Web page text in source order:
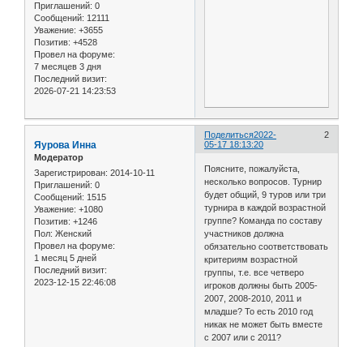
Приглашений: 0
Сообщений: 12111
Уважение: +3655
Позитив: +4528
Провел на форуме:
7 месяцев 3 дня
Последний визит:
2026-07-21 14:23:53
Поделиться 2
2022-
05-17 18:13:20
Яурова Инна
Модератор
Зарегистрирован: 2014-10-11
Приглашений: 0
Сообщений: 1515
Уважение: +1080
Позитив: +1246
Пол: Женский
Провел на форуме:
1 месяц 5 дней
Последний визит:
2023-12-15 22:46:08
Поясните, пожалуйста,
несколько вопросов. Турнир
будет общий, 9 туров или три
турнира в каждой возрастной
группе? Команда по составу
участников должна
обязательно соответствовать
критериям возрастной
группы, т.е. все четверо
игроков должны быть 2005-
2007, 2008-2010, 2011 и
младше? То есть 2010 год
никак не может быть вместе
с 2007 или с 2011?